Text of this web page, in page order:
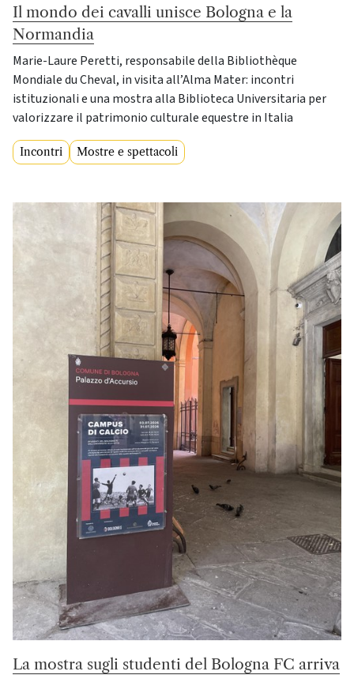
Il mondo dei cavalli unisce Bologna e la
Normandia
Marie-Laure Peretti, responsabile della Bibliothèque
Mondiale du Cheval, in visita all’Alma Mater: incontri
istituzionali e una mostra alla Biblioteca Universitaria per
valorizzare il patrimonio culturale equestre in Italia
Incontri Mostre e spettacoli
La mostra sugli studenti del Bologna FC arriva